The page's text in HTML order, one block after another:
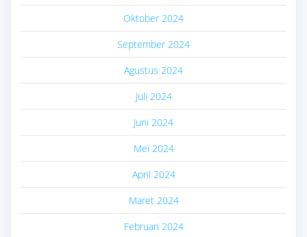
Oktober 2024
September 2024
Agustus 2024
Juli 2024
Juni 2024
Mei 2024
April 2024
Maret 2024
Februari 2024